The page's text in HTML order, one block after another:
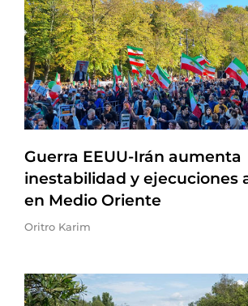
Guerra EEUU-Irán aumenta
inestabilidad y ejecuciones
en Medio Oriente
Oritro Karim